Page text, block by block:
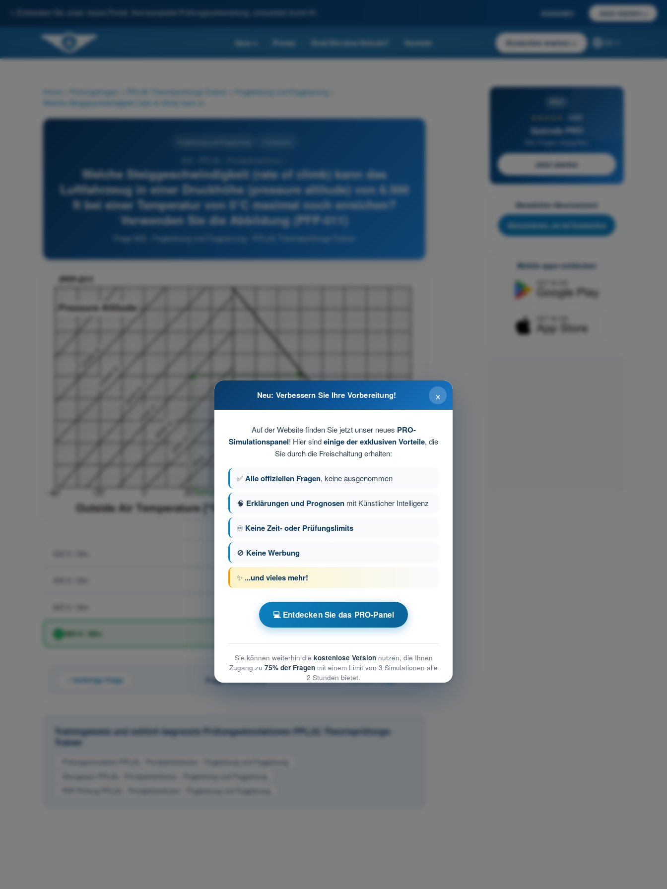
Entdecken Sie unser neues Portal: Ihre komplette Prüfungsvorbereitung, unterstützt durch KI. Anmelden Jetzt starten
Quiz Preise Sind Sie eine Schule? Kontakt Kostenlos starten
Home Prüfungsfragen PPL(A) Theorieprüfungs-Trainer Flugleistung und Flugplanung
Welche Steiggeschwindigkeit (rate of climb) kann das
Luftfahrzeug in einer Druckhöhe (pressure altitude) von 6.500
ft bei einer Temperatur von 0°C maximal noch erreichen?
Verwenden Sie die Abbildung (PFP-011)
Frage 602 - Flugleistung und Flugplanung - PPL(A) Theorieprüfungs-Trainer
480 ft / Min
Vorherige Frage Frage 65 von 242 Nächste Frage
Trainingstests und zeitlich begrenzte Prüfungssimulationen PPL(A) Theorieprüfungs-
Trainer
Prüfungssimulation PPL(A) - Privatpilotenlizenz - Flugleistung und Flugplanung
Übungsquiz PPL(A) - Privatpilotenlizenz - Flugleistung und Flugplanung
PDF-Prüfung PPL(A) - Privatpilotenlizenz - Flugleistung und Flugplanung
4,6/5
Quizvds PRO
Alle Fragen inbegriffen
Jetzt starten
Newsletter-Abonnement
Abonnieren, es ist kostenlos
Mobile apps entdecken
×
Neu: Verbessern Sie Ihre Vorbereitung!
Auf der Website finden Sie jetzt unser neues PRO-
Simulationspanel! Hier sindeinige der exklusiven Vorteile, die
Sie durch die Freischaltung erhalten:
✅Alle offiziellen Fragen, keine ausgenommen
🧠 Erklärungen und Prognosen mit Künstlicher Intelligenz
♾️ Keine Zeit- oder Prüfungslimits
🚫 Keine Werbung
✨ ...und vieles mehr!
💻 Entdecken Sie das PRO-Panel
Sie können weiterhin die kostenlose Versionnutzen, die Ihnen
Zugang zu 75% der Fragen mit einem Limit von 3 Simulationen alle
2 Stunden bietet.